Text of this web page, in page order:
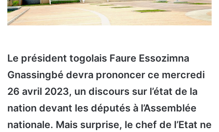
Le président togolais Faure Essozimna
Gnassingbé devra prononcer ce mercredi
26 avril 2023, un discours sur l’état de la
nation devant les députés à l’Assemblée
nationale. Mais surprise, le chef de l’Etat ne